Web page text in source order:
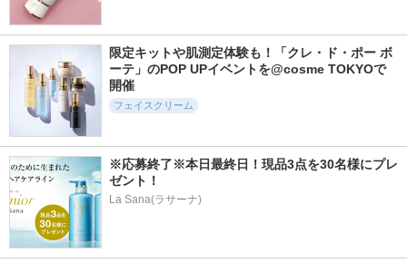
5.8
2496件
センテラ クイック
SKIN1004
SAM'U
716件
リードルＳ PDRN+
セラム
VT(ブイティー)
d'Alba(ダルバ)
限定キットや肌測定体験も！「クレ・ド・ポー ボ
ーテ」のPOP UPイベントを@cosme TOKYOで
開催
フェイスクリーム
※応募終了※本日最終日！現品3点を30名様にプレ
ゼント！
La Sana(ラサーナ)